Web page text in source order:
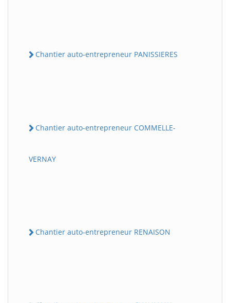
Chantier auto-entrepreneur PANISSIERES
Chantier auto-entrepreneur COMMELLE-
VERNAY
Chantier auto-entrepreneur RENAISON